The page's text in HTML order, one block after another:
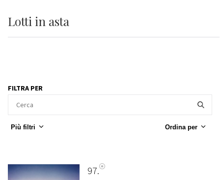
Lotti in asta
FILTRA PER
Più filtri Ordina per
97